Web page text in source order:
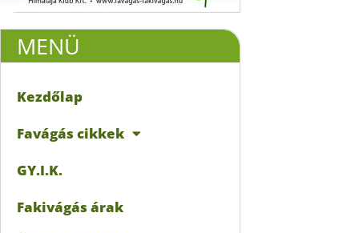
MENÜ
Kezdőlap
Favágás cikkek
GY.I.K.
Fakivágás árak